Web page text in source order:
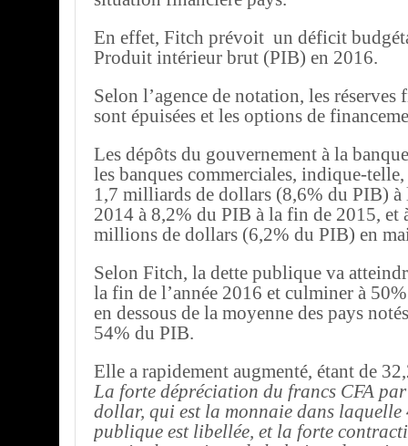
En effet, Fitch prévoit un déficit
Produit intérieur brut (PIB) en 2016.
Selon l’agence de notation, les réserves
sont épuisées et les options de
Les dépôts du gouvernement à la
les banques commerciales, indique-
1,7 milliards de dollars (8,6% du PIB) à
2014 à 8,2% du PIB à la fin de 2015, et
millions de dollars (6,2% du PIB) en
Selon Fitch, la dette publique va
la fin de l’année 2016 et culminer à
en dessous de la moyenne des pays
54% du PIB.
Elle a rapidement augmenté, étant de
La forte dépréciation du francs CFA
dollar, qui est la monnaie dans laquelle
publique est libellée, et la forte